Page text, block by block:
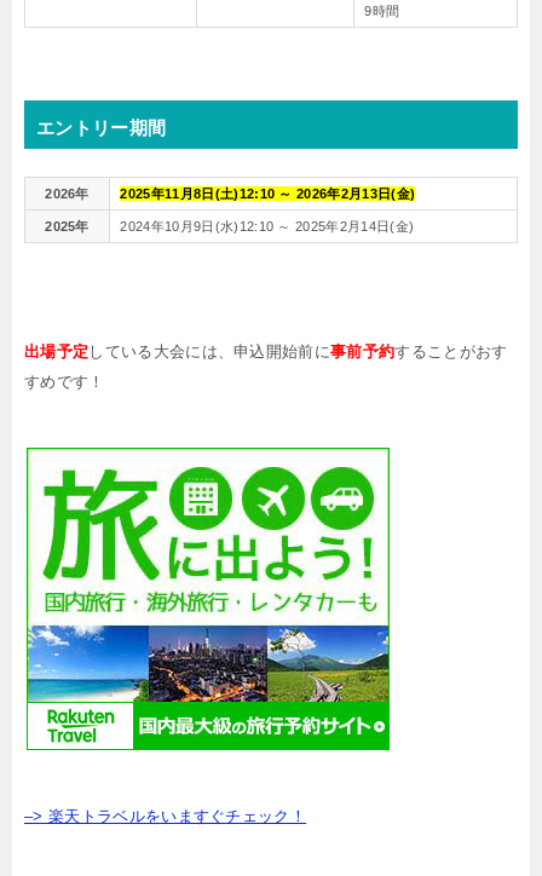
9時間
エントリー期間
2026年 2025年11月8日(土)12:10 ～ 2026年2月13日(金)
2025年 2024年10月9日(水)12:10 ～ 2025年2月14日(金)
出場予定 している大会には、申込開始前に事前予約することがおす
すめです！
–> 楽天トラベルをいますぐチェック！